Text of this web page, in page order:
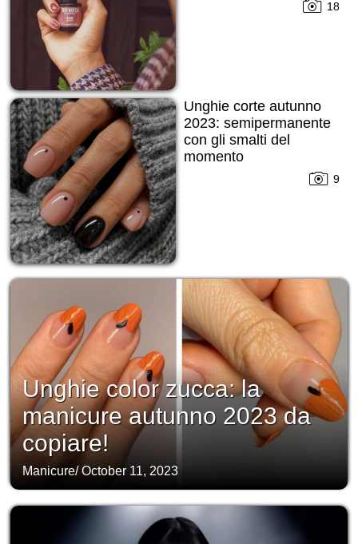
18
Unghie corte autunno
2023: semipermanente
con gli smalti del
momento
9
Unghie color zucca: la
manicure autunno 2023 da
copiare!
Manicure/October 11, 2023